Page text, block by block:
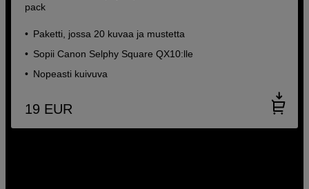
pack
Paketti, jossa 20 kuvaa ja mustetta
Sopii Canon Selphy Square QX10:lle
Nopeasti kuivuva
19 EUR